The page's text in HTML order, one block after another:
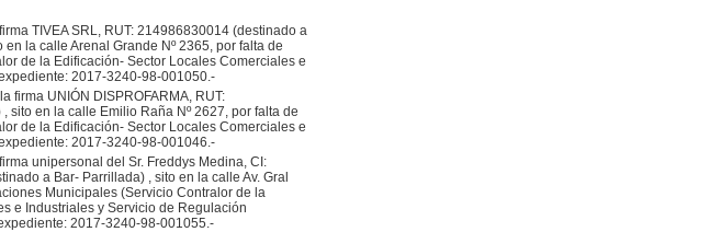
TIVEA SRL, RUT: 214986830014 (destinado a
la calle Arenal Grande Nº 2365, por falta de
de la Edificación- Sector Locales Comerciales e
2017-3240-98-001050.-
firma UNIÓN DISPROFARMA, RUT:
sito en la calle Emilio Raña Nº 2627, por falta de
de la Edificación- Sector Locales Comerciales e
2017-3240-98-001046.-
unipersonal del Sr. Freddys Medina, CI:
a Bar- Parrillada) , sito en la calle Av. Gral
Municipales (Servicio Contralor de la
e Industriales y Servicio de Regulación
2017-3240-98-001055.-